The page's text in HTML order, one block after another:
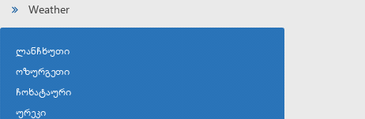
Weather
ლანჩხუთი
ოზურგეთი
ჩოხატაური
ურეკი